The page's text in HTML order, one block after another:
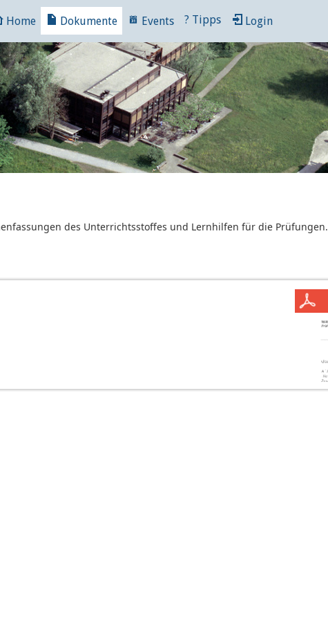
Home Dokumente Events ? Tipps Login
des Unterrichtsstoffes und Lernhilfen für die Prüfungen.